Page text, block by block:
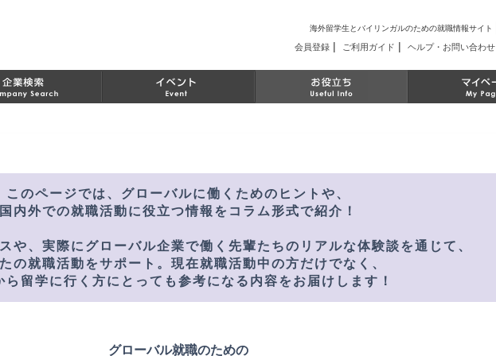
海外留学生とバイリンガルのための就職情報サイト
会員登録 | ご利用ガイド | ヘルプ・お問い合わせ
このページでは、 グローバルに働くためのヒントや、
国内外での就職活動に役立つ情報を コラム形式で紹介！
や、 実際にグローバル企業で働く 先輩たちのリアルな体験談を通じて、
の就職活動をサポート。 現在就職活動中の方だけでなく、
ら留学に行く方にとっても 参考になる内容をお届けします！
グローバル就職のための